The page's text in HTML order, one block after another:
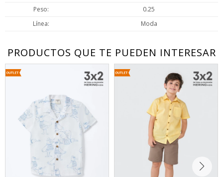
Peso
0.25
Línea
Moda
PRODUCTOS QUE TE PUEDEN INTERESAR